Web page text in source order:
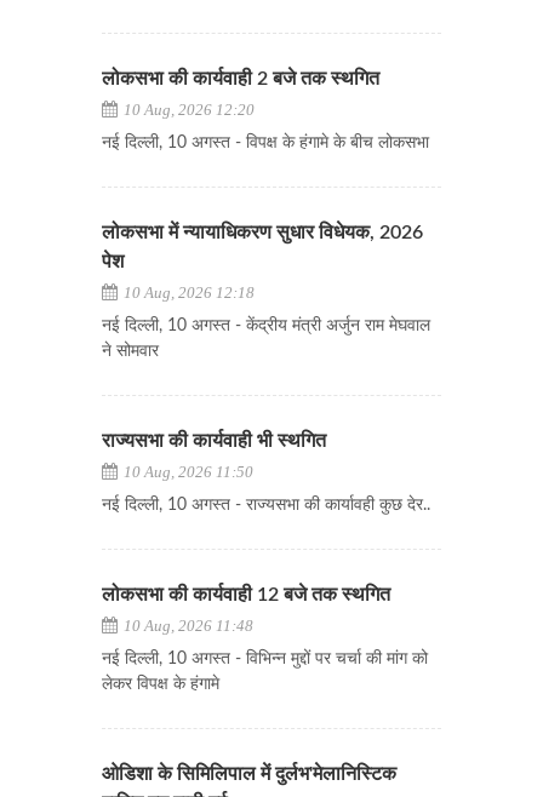
लोकसभा की कार्यवाही 2 बजे तक स्थगित
10 Aug, 2026 12:20
नई दिल्ली, 10 अगस्त - विपक्ष के हंगामे के बीच लोकसभा
लोकसभा में न्यायाधिकरण सुधार विधेयक, 2026
पेश
10 Aug, 2026 12:18
नई दिल्ली, 10 अगस्त - केंद्रीय मंत्री अर्जुन राम मेघवाल
ने सोमवार
राज्यसभा की कार्यवाही भी स्थगित
10 Aug, 2026 11:50
नई दिल्ली, 10 अगस्त - राज्यसभा की कार्यावही कुछ देर..
लोकसभा की कार्यवाही 12 बजे तक स्थगित
10 Aug, 2026 11:48
नई दिल्ली, 10 अगस्त - विभिन्न मुद्दों पर चर्चा की मांग को
लेकर विपक्ष के हंगामे
ओडिशा के सिमिलिपाल में दुर्लभ'मेलानिस्टिक